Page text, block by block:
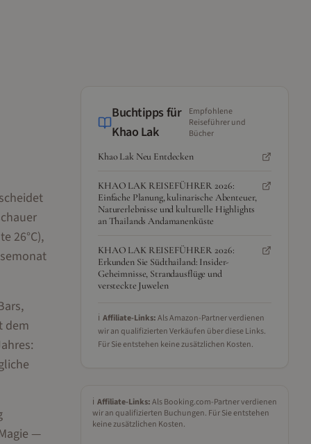
26°C),
dem
—
Buchtipps für
Khao Lak
Empfohlene
Reiseführer und
Bücher
Khao Lak Neu Entdecken
KHAO LAK REISEFÜHRER 2026:
Einfache Planung, kulinarische Abenteuer,
Naturerlebnisse und kulturelle Highlights
an Thailands Andamanenküste
KHAO LAK REISEFÜHRER 2026:
Erkunden Sie Südthailand: Insider-
Geheimnisse, Strandausflüge und
versteckte Juwelen
ℹ️ Affiliate-Links:Als Amazon-Partner verdienen
wir an qualifizierten Verkäufen über diese Links.
Für Sie entstehen keine zusätzlichen Kosten.
ℹ️ Affiliate-Links:Als Booking.com-Partner verdienen
wir an qualifizierten Buchungen. Für Sie entstehen
keine zusätzlichen Kosten.